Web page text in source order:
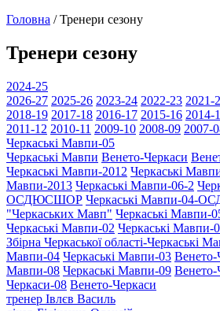
Головна /Тренери сезону
Тренери сезону
2024-25
2026-27 2025-26 2023-24 2022-23 2021-
2018-19 2017-18 2016-17 2015-16 2014-
2011-12 2010-11 2009-10 2008-09 2007-
Черкаські Мавпи-05
Черкаські Мавпи Венето-Черкаси
Черкаські Мавпи-2012 Черкаські
Мавпи-2013 Черкаські Мавпи-06-2
ОСДЮСШОР Черкаські Мавпи-04-
"Черкаcьких Мавп" Черкаські Мавпи-
Черкаські Мавпи-02 Черкаські Мавпи-
Збірна Черкаської області-Черкаські
Мавпи-04 Черкаські Мавпи-03 Венето-
Мавпи-08 Черкаські Мавпи-09 Венето-
Черкаси-08 Венето-Черкаси
тренер Івлєв Василь